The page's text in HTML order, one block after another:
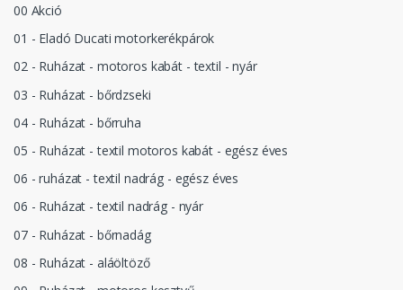
00 Akció
01 - Eladó Ducati motorkerékpárok
02 - Ruházat - motoros kabát - textil - nyár
03 - Ruházat - bőrdzseki
04 - Ruházat - bőrruha
05 - Ruházat - textil motoros kabát - egész éves
06 - ruházat - textil nadrág - egész éves
06 - Ruházat - textil nadrág - nyár
07 - Ruházat - bőrnadág
08 - Ruházat - aláöltöző